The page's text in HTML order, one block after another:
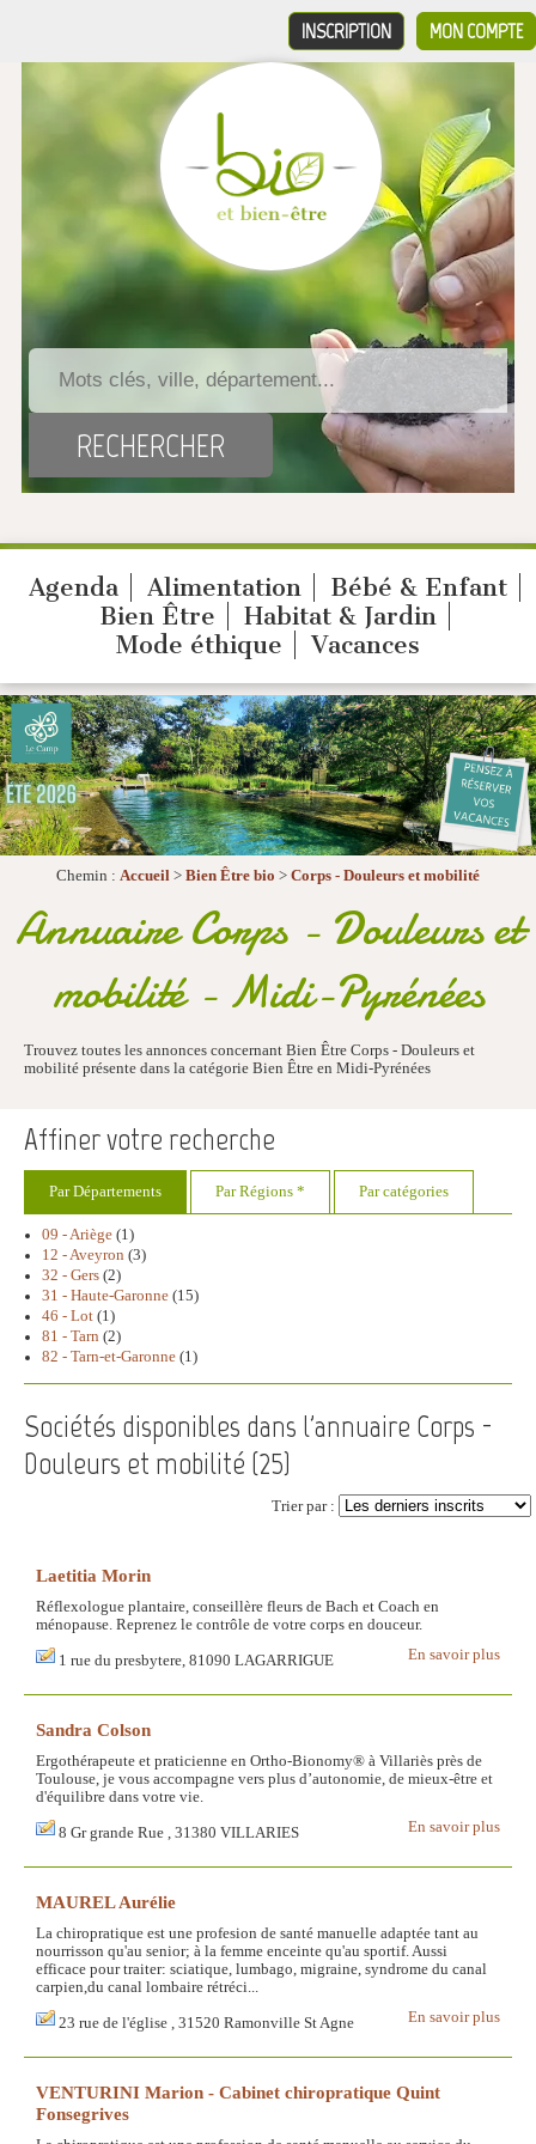
MON COMPTE
INSCRIPTION
Agenda Alimentation
Bébé & Enfant
Bien Être
Habitat & Jardin
Mode éthique
Vacances
Chemin : Accueil > Bien Être bio > Corps - Douleurs et mobilité
Annuaire Corps - Douleurs et
mobilité - Midi-Pyrénées
Trouvez toutes les annonces concernant Bien Être Corps - Douleurs et
mobilité présente dans la catégorie Bien Être en Midi-Pyrénées
Affiner votre recherche
Par Départements Par Régions * Par catégories
09 - Ariège (1)
12 - Aveyron (3)
32 - Gers (2)
31 - Haute-Garonne (15)
46 - Lot (1)
81 - Tarn (2)
82 - Tarn-et-Garonne (1)
Sociétés disponibles dans l'annuaire Corps -
Douleurs et mobilité (25)
Trier par :
Laetitia Morin
Réflexologue plantaire, conseillère fleurs de Bach et Coach en
ménopause. Reprenez le contrôle de votre corps en douceur.
En savoir plus
1 rue du presbytere, 81090 LAGARRIGUE
Sandra Colson
Ergothérapeute et praticienne en Ortho-Bionomy® à Villariès près de
Toulouse, je vous accompagne vers plus d’autonomie, de mieux-être et
d'équilibre dans votre vie.
En savoir plus
8 Gr grande Rue , 31380 VILLARIES
MAUREL Aurélie
La chiropratique est une profesion de santé manuelle adaptée tant au
nourrisson qu'au senior; à la femme enceinte qu'au sportif. Aussi
efficace pour traiter: sciatique, lumbago, migraine, syndrome du canal
carpien,du canal lombaire rétréci...
En savoir plus
23 rue de l'église , 31520 Ramonville St Agne
VENTURINI Marion - Cabinet chiropratique Quint
Fonsegrives